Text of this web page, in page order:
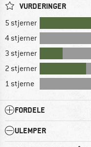
VURDERINGER
5 stjerner
4 stjerner
3 stjerner
2 stjerner
1 stjerne
FORDELE
ULEMPER